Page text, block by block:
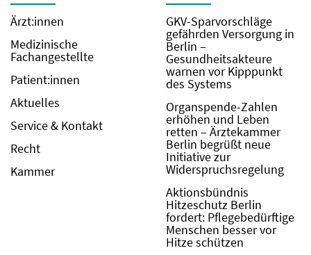
Ärzt:innen
Medizinische
Fachangestellte
Patient:innen
Aktuelles
Service & Kontakt
Recht
Kammer
GKV-Sparvorschläge
gefährden Versorgung in
Berlin –
Gesundheitsakteure
warnen vor Kipppunkt
des Systems
Organspende-Zahlen
erhöhen und Leben
retten – Ärztekammer
Berlin begrüßt neue
Initiative zur
Widerspruchsregelung
Aktionsbündnis
Hitzeschutz Berlin
fordert: Pflegebedürftige
Menschen besser vor
Hitze schützen